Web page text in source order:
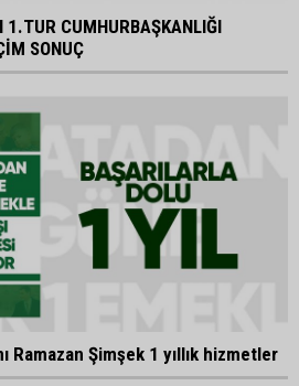
CUMHURBAŞKANLIĞI
SONUÇ
Ramazan Şimşek 1 yıllık hizmetler